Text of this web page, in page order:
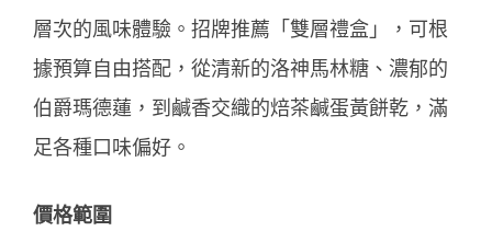
層次的風味體驗。招牌推薦「雙層禮盒」，可根
據預算自由搭配，從清新的洛神馬林糖、濃郁的
伯爵瑪德蓮，到鹹香交織的焙茶鹹蛋黃餅乾，滿
足各種口味偏好。
價格範圍